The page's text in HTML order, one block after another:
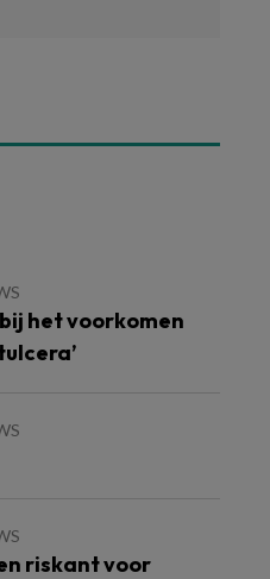
het voorkomen
riskant voor